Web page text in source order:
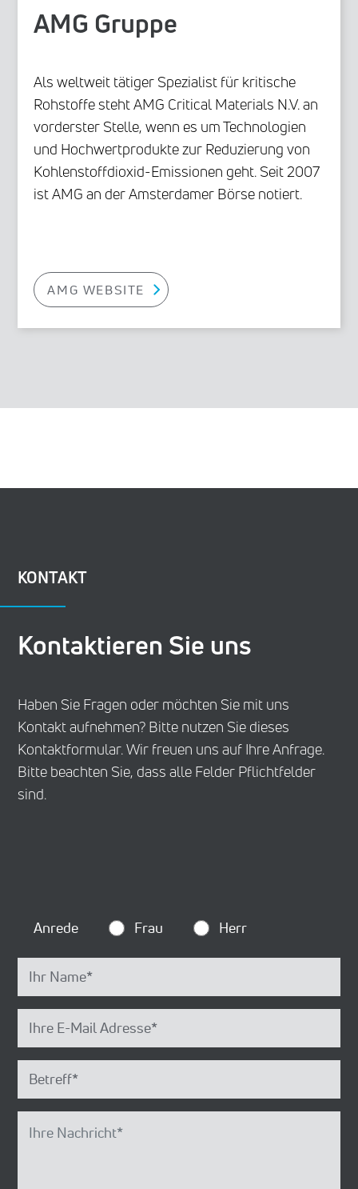
AMG Gruppe
Als weltweit tätiger Spezialist für kritische
Rohstoffe steht AMG Critical Materials N.V. an
vorderster Stelle, wenn es um Technologien
und Hochwertprodukte zur Reduzierung von
Kohlenstoffdioxid-Emissionen geht. Seit 2007
ist AMG an der Amsterdamer Börse notiert.
AMG WEBSITE
KONTAKT
Kontaktieren Sie uns
Haben Sie Fragen oder möchten Sie mit uns
Kontakt aufnehmen? Bitte nutzen Sie dieses
Kontaktformular. Wir freuen uns auf Ihre Anfrage.
Bitte beachten Sie, dass alle Felder Pflichtfelder
sind.
Anrede Frau Herr